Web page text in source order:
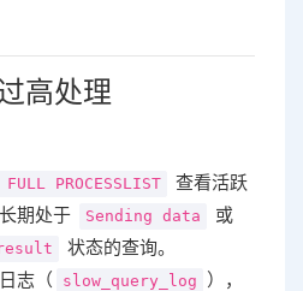
高处理
FULL PROCESSLIST
查看活跃
期处于
Sending data 或
状态的查询。
志（
slow_query_log
），